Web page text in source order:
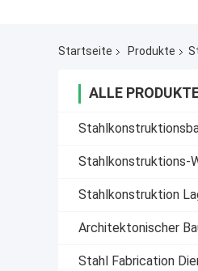
Startseite Produkte
ALLE
Stahlkonstruktions-
Stahlkonstruktion
Architektonischer
Stahl Fabrication